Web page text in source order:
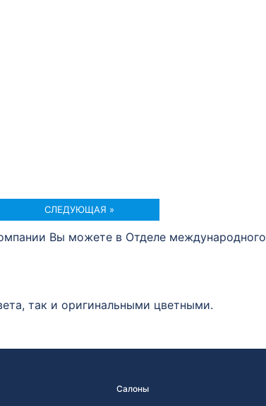
СЛЕДУЮЩАЯ »
Вы можете в Отделе международного
так и оригинальными цветными.
Салоны